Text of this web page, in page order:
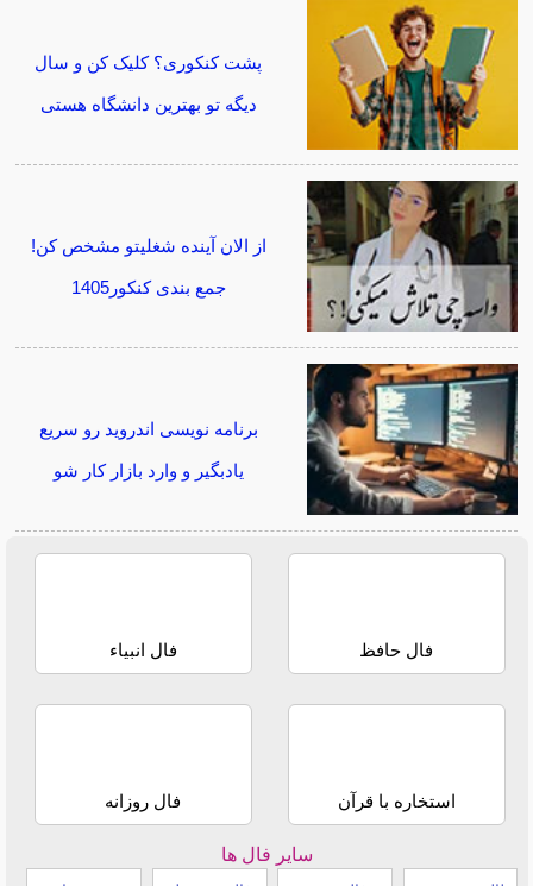
پشت کنکوری؟ کلیک کن و سال
دیگه تو بهترین دانشگاه هستی
از الان آینده شغلیتو مشخص کن!
جمع بندی کنکور1405
برنامه نویسی اندروید رو سریع
یادبگیر و وارد بازار کار شو
فال حافظ فال انبیاء
استخاره با قرآن فال روزانه
سایر فال ها